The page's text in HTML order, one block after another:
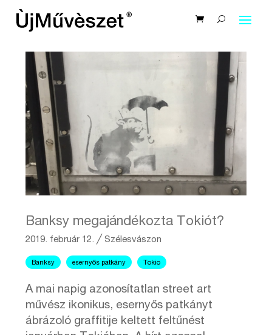
Banksy megajándékozta Tokiót?
2019. február 12. ╱Szélesvászon
Banksy esernyős patkány Tokio
A mai napig azonosítatlan street art
művész ikonikus, esernyős patkányt
ábrázoló graffitije keltett feltűnést